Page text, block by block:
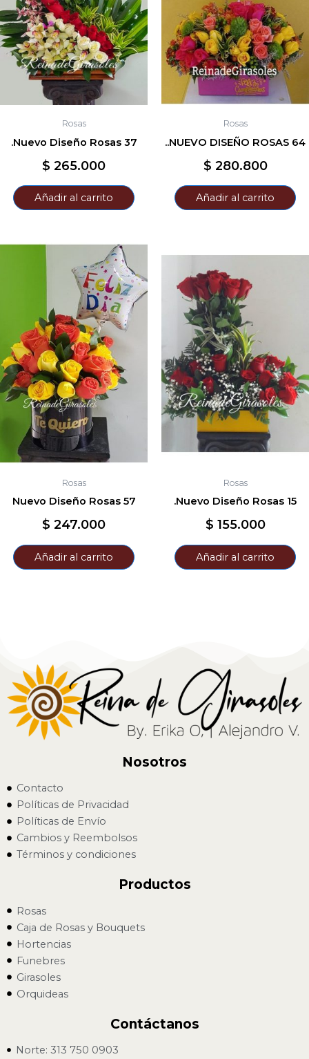
Rosas
.Nuevo Diseño Rosas 37
$ 265.000
Añadir al carrito
Rosas
..NUEVO DISEÑO ROSAS 64
$ 280.800
Añadir al carrito
Rosas
Nuevo Diseño Rosas 57
$ 247.000
Añadir al carrito
Rosas
.Nuevo Diseño Rosas 15
$ 155.000
Añadir al carrito
Nosotros
Contacto
Políticas de Privacidad
Políticas de Envío
Cambios y Reembolsos
Términos y condiciones
Productos
Rosas
Caja de Rosas y Bouquets
Hortencias
Funebres
Girasoles
Orquideas
Contáctanos
Norte: 313 750 0903